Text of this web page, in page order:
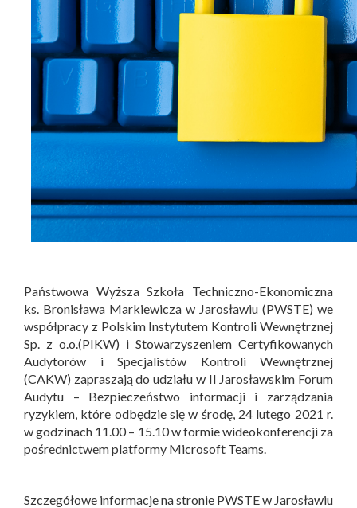
Państwowa Wyższa Szkoła Techniczno-Ekonomiczna
ks. Bronisława Markiewicza w Jarosławiu (PWSTE) we
współpracy z Polskim Instytutem Kontroli Wewnętrznej
Sp. z o.o.(PIKW) i Stowarzyszeniem Certyfikowanych
Audytorów i Specjalistów Kontroli Wewnętrznej
(CAKW) zapraszają do udziału w II Jarosławskim Forum
Audytu – Bezpieczeństwo informacji i zarządzania
ryzykiem, które odbędzie się w środę, 24 lutego 2021 r.
w godzinach 11.00 – 15.10 w formie wideokonferencji za
pośrednictwem platformy Microsoft Teams.
Szczegółowe informacje na stronie PWSTE w Jarosławiu